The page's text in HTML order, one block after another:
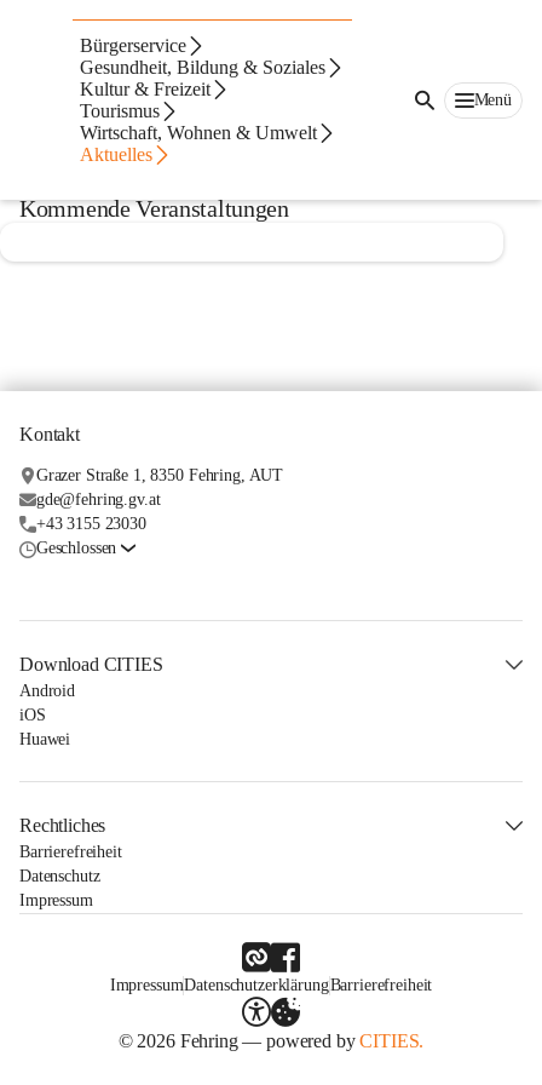
Bürgerservice
Gesundheit, Bildung & Soziales
Kultur & Freizeit
Tourismus
Wirtschaft, Wohnen & Umwelt
Aktuelles
Menü
Veranstaltungen &
Termine
Kommende Vergangene
Kommende Veranstaltungen
Kontakt
Grazer Straße 1, 8350 Fehring, AUT
gde@fehring.gv.at
+43 3155 23030
Geschlossen
Download CITIES
Android
iOS
Huawei
Rechtliches
Barrierefreiheit
Datenschutz
Impressum
ImpressumDatenschutzerklärungBarrierefreiheit
© 2026 Fehring — powered byCITIES.